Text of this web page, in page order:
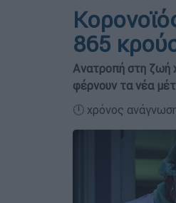
865
Ανατροπή στη ζωή
φέρνουν τα νέα
🕛 χρόνος